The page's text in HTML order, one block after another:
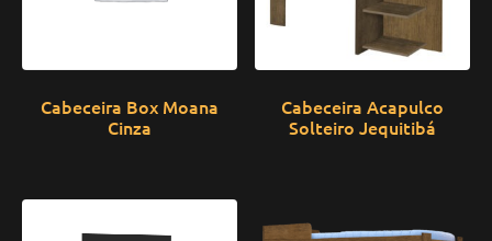
Cabeceira Box Moana
Cinza
Cabeceira Acapulco
Solteiro Jequitibá